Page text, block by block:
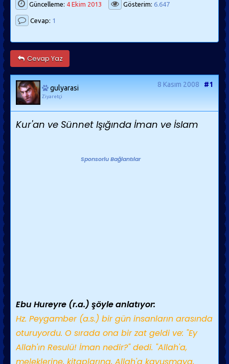
Güncelleme: 4 Ekim 2013 Gösterim: 6.647
Cevap: 1
Cevap Yaz
gulyarasi
Ziyaretçi
8 Kasım 2008 #1
Kur'an ve Sünnet Işığında İman ve İslam
Sponsorlu Bağlantılar
Ebu Hureyre (r.a.) şöyle anlatıyor:
Hz. Peygamber (a.s.) bir gün insanların arasında
oturuyordu. O sırada ona bir zat geldi ve: "Ey
Allah'ın Resulü! İman nedir?" dedi. "Allah'a,